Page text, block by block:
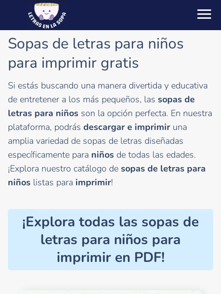
Sopas de letras para niños
para imprimir gratis
Si estás buscando una manera divertida y educativa
de entretener a los más pequeños, las sopas de
letras para niños son la opción perfecta. En nuestra
plataforma, podrás descargar e imprimir una
amplia variedad de sopas de letras diseñadas
específicamente para niños de todas las edades.
¡Explora nuestro catálogo de sopas de letras para
niños listas para imprimir!
¡Explora todas las sopas de
letras para niños para
imprimir en PDF!